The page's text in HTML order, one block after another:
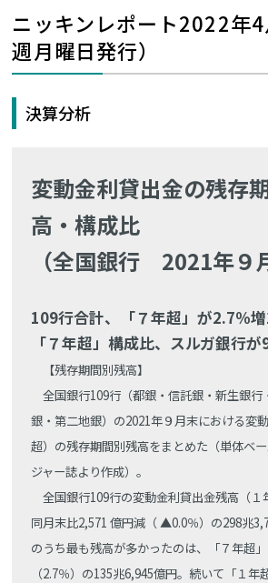
ニッキンレポート2022年
週月曜日発行）
決算分析
変動金利貸出金の残存
高・構成比
（全国銀行 2021年９
109行合計、「７年超」が2.7％
「７年超」構成比、スルガ銀行
【残存期間別残高】
全国銀行109行（都銀・信託銀・新生銀行
銀・第二地銀）の2021年９月末における変
超）の残存期間別残高をまとめた（単体ベ
ジャー誌より作成）。
全国銀行109行の変動金利貸出金残高（１
同月末比2,571 億円減（ ▲0.0％）の298兆
のうち最も残高が多かったのは、「７年超
（2.7％）の135兆6,945億円。続いて「１